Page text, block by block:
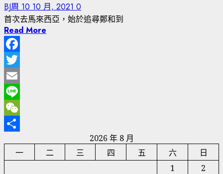
BJ周 10 10 月, 2021 0
首次去馬來西亞，始於追尋鄭和到
Read More
Facebook
Twitter
Email
Line
WeChat
2026 年 8 月
一
二 三 四 五 六
日
1
2